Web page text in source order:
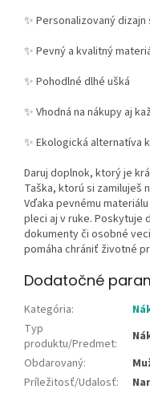
✨ Personalizovaný dizajn
✨ Pevný a kvalitný
✨ Pohodlné dlhé ušká
✨ Vhodná na nákupy aj
✨ Ekologická alternatíva
Daruj doplnok, ktorý je
Taška, ktorú si zamiluješ
Vďaka pevnému
pleci aj v ruke. Poskytuje
dokumenty či osobné
pomáha chrániť životné
Dodatočné
Kategória:
Typ
produktu/Predmet:
Obdarovaný:
Príležitosť/Udalosť: